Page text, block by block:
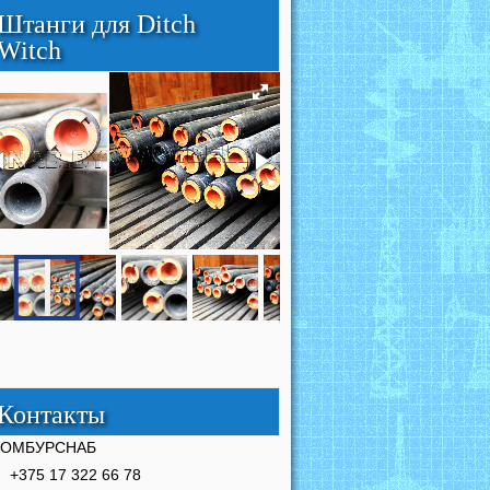
для Ditch
+375 17 322 66 78